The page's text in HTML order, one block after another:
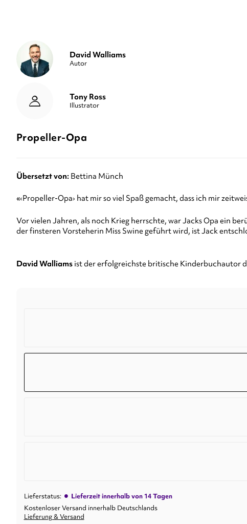
David Walliams
Autor
Tony Ross
Illustrator
Propeller-Opa
Übersetzt von: Bettina Münch
«‹Propeller-Opa› hat mir so viel Spaß gemacht, dass ich mir
Vor vielen Jahren, als noch Krieg herrschte, war Jacks Opa ein
der finsteren Vorsteherin Miss Swine geführt wird, ist Jack
David Walliamsist der erfolgreichste britische Kinderbuchautor
Lieferstatus: • Lieferzeit innerhalb von 14 Tagen
Kostenloser Versand innerhalb Deutschlands
Lieferung & Versand